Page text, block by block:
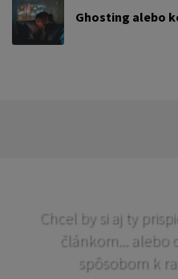
Ghosting alebo
Chcel by si aj ty
článkom... alebo
spôsobom k